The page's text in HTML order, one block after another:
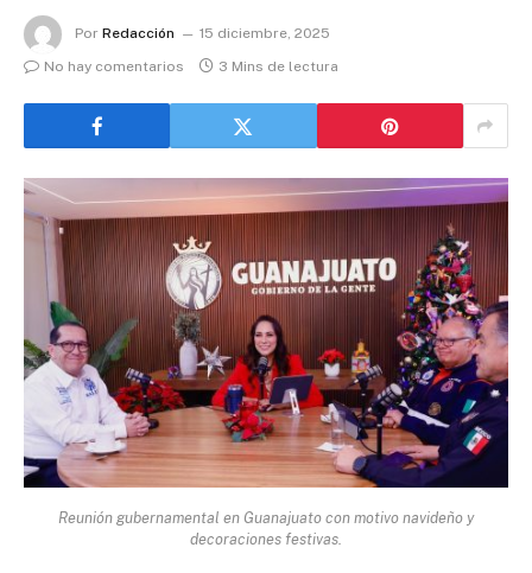
Por Redacción
15 diciembre, 2025
No hay comentarios
3 Mins de lectura
Reunión gubernamental en Guanajuato con motivo navideño y
decoraciones festivas.